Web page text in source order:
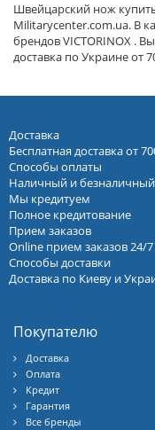
Швейцарский нож
Militarycenter.com.ua. В
брендов VICTORINOX .
доставка по Украине от
Доставка
Бесплатная доставка от
Способы оплаты
Наличный и безналичный
Мы кредитуем
Полное кредитование
Прием заказов
Online прием заказов 24/7
Способы доставки
Доставка по Киеву и
Покупателю
Доставка
Оплата
Кредит
Гарантия
Все бренды